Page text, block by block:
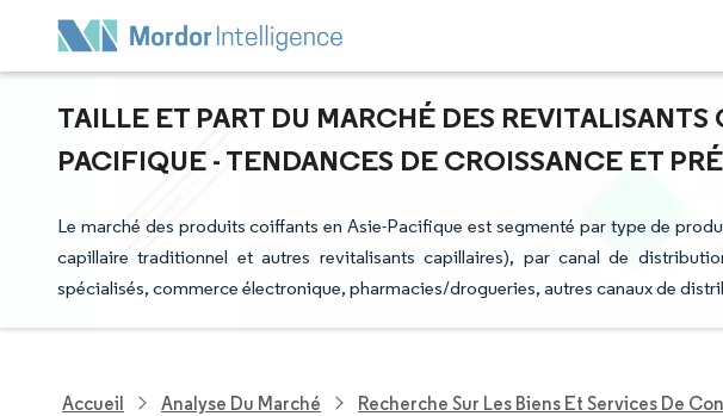
TAILLE ET PART DU MARCHÉ DES REVITALISANTS
PACIFIQUE - TENDANCES DE CROISSANCE ET
Le marché des produits coiffants en Asie-Pacifique est segmenté par type de
capillaire traditionnel et autres revitalisants capillaires), par canal de
spécialisés, commerce électronique, pharmacies/drogueries, autres canaux de
Accueil Analyse Du Marché Recherche Sur Les Biens Et Services De